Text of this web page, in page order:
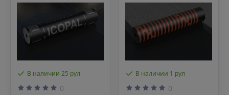
В наличии 25 рул
0
В наличии 1 рул
0